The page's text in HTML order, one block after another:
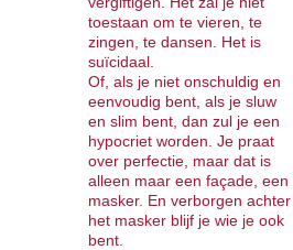
toestaan om te vieren, te
zingen, te dansen. Het is
suïcidaal.
Of, als je niet onschuldig en
eenvoudig bent, als je sluw
en slim bent, dan zul je een
hypocriet worden. Je praat
over perfectie, maar dat is
alleen maar een façade, een
masker. En verborgen achter
het masker blijf je wie je ook
bent.